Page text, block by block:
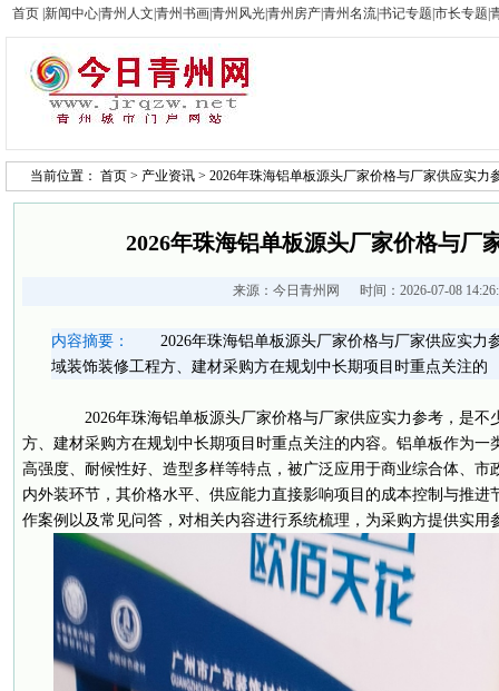
首页 新闻中心青州人文 青州书画青州风光青州房产青州名流书记专题 市长专题
当前位置： 首页 > 产业资讯 > 2026年珠海铝单板源头厂家价格与厂家供应实力
2026年珠海铝单板源头厂家价格与厂
来源： 今日青州网 时间：2026-07-08
内容摘要：
2026年珠海铝单板源头厂家价格与厂家供应实力
域装饰装修工程方、建材采购方在规划中长期项目时重点关注的
2026年珠海铝单板源头厂家价格与厂家供应实力参考，是不
方、建材采购方在规划中长期项目时重点关注的内容。铝单板作为一
高强度、耐候性好、造型多样等特点，被广泛应用于商业综合体、市
内外装环节，其价格水平、供应能力直接影响项目的成本控制与推进
作案例以及常见问答，对相关内容进行系统梳理，为采购方提供实用